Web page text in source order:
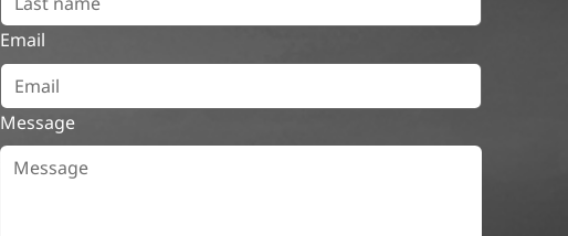
Email
Message